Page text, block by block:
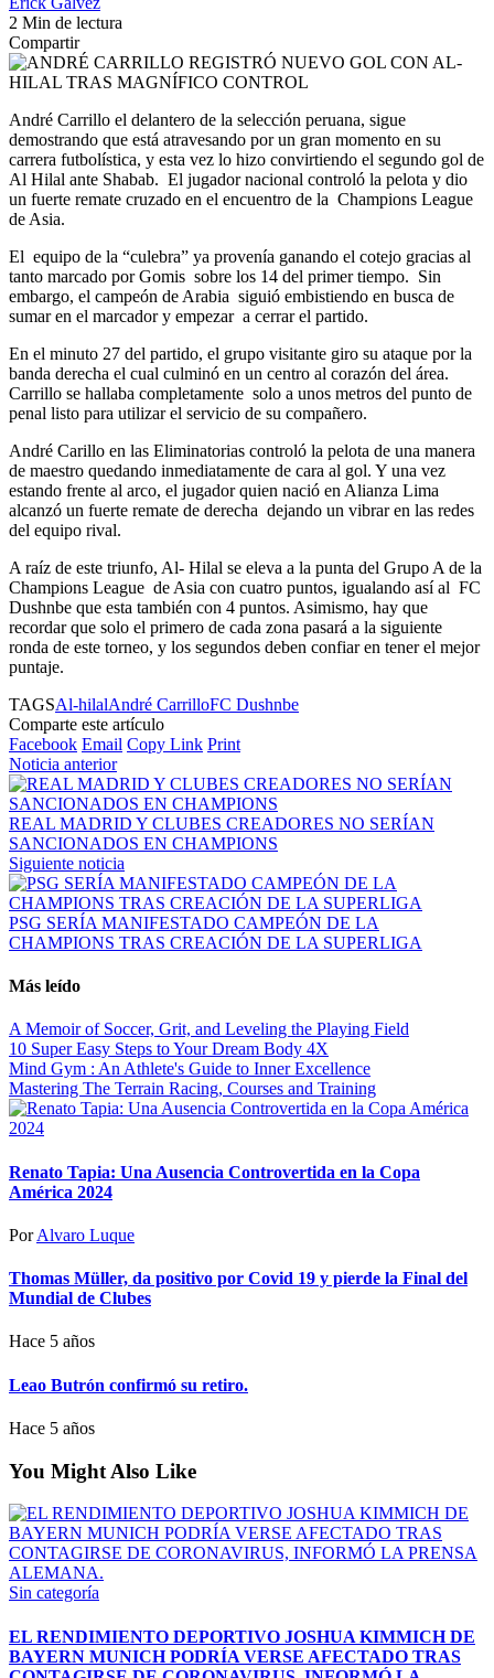
2 Min de lectura
Compartir
André Carrillo el delantero de la selección peruana, sigue
demostrando que está atravesando por un gran momento en su
carrera futbolística, y esta vez lo hizo convirtiendo el segundo gol de
Al Hilal ante Shabab. El jugador nacional controló la pelota y dio
un fuerte remate cruzado en el encuentro de la Champions League
de Asia.
El equipo de la “culebra” ya provenía ganando el cotejo gracias al
tanto marcado por Gomis sobre los 14 del primer tiempo. Sin
embargo, el campeón de Arabia siguió embistiendo en busca de
sumar en el marcador y empezar a cerrar el partido.
En el minuto 27 del partido, el grupo visitante giro su ataque por la
banda derecha el cual culminó en un centro al corazón del área.
Carrillo se hallaba completamente solo a unos metros del punto de
penal listo para utilizar el servicio de su compañero.
André Carillo en las Eliminatorias controló la pelota de una manera
de maestro quedando inmediatamente de cara al gol. Y una vez
estando frente al arco, el jugador quien nació en Alianza Lima
alcanzó un fuerte remate de derecha dejando un vibrar en las redes
del equipo rival.
A raíz de este triunfo, Al- Hilal se eleva a la punta del Grupo A de la
Champions League de Asia con cuatro puntos, igualando así al FC
Dushnbe que esta también con 4 puntos. Asimismo, hay que
recordar que solo el primero de cada zona pasará a la siguiente
ronda de este torneo, y los segundos deben confiar en tener el mejor
puntaje.
TAGSAl-hilalAndré CarrilloFC Dushnbe
Comparte este artículo
Facebook Email Copy Link Print
Noticia anterior
REAL MADRID Y CLUBES CREADORES NO SERÍAN
SANCIONADOS EN CHAMPIONS
Siguiente noticia
PSG SERÍA MANIFESTADO CAMPEÓN DE LA
CHAMPIONS TRAS CREACIÓN DE LA SUPERLIGA
Más leído
A Memoir of Soccer, Grit, and Leveling the Playing Field
10 Super Easy Steps to Your Dream Body 4X
Mind Gym : An Athlete's Guide to Inner Excellence
Mastering The Terrain Racing, Courses and Training
Renato Tapia: Una Ausencia Controvertida en la Copa
América 2024
Por Alvaro Luque
Thomas Müller, da positivo por Covid 19 y pierde la Final del
Mundial de Clubes
Hace 5 años
Leao Butrón confirmó su retiro.
Hace 5 años
You Might Also Like
Sin categoría
EL RENDIMIENTO DEPORTIVO JOSHUA KIMMICH DE
BAYERN MUNICH PODRÍA VERSE AFECTADO TRAS